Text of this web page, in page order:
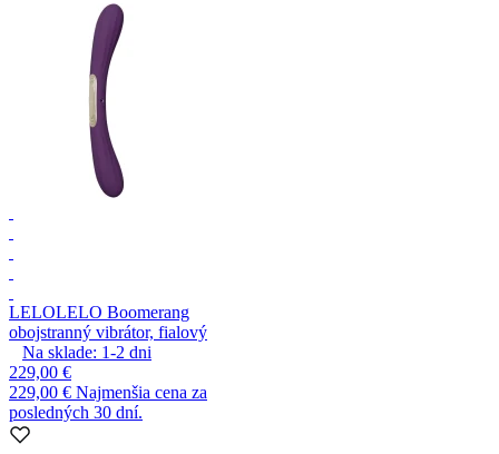
LELOLELO Boomerang
obojstranný vibrátor, fialový
Na sklade: 1-2 dni
229,00 €
229,00 € Najmenšia cena za
posledných 30 dní.